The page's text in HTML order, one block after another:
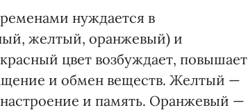
нуждается в
желтый, оранжевый) и
цвет возбуждает, повышает
и обмен веществ. Желтый —
и память. Оранжевый —